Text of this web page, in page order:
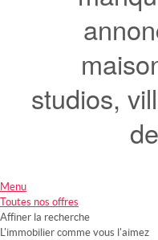
studios,
Menu
Toutes nos offres
Affiner la recherche
L'immobilier comme vous l'aimez